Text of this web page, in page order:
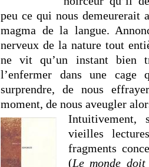
peu ce qui nous demeurerait
magma de la langue.
nerveux de la nature tout
ne vit qu’un instant bien
l’enfermer dans une
surprendre, de nous
moment, de nous aveugler
Intuitivement,
vieilles
fragments
(Le monde